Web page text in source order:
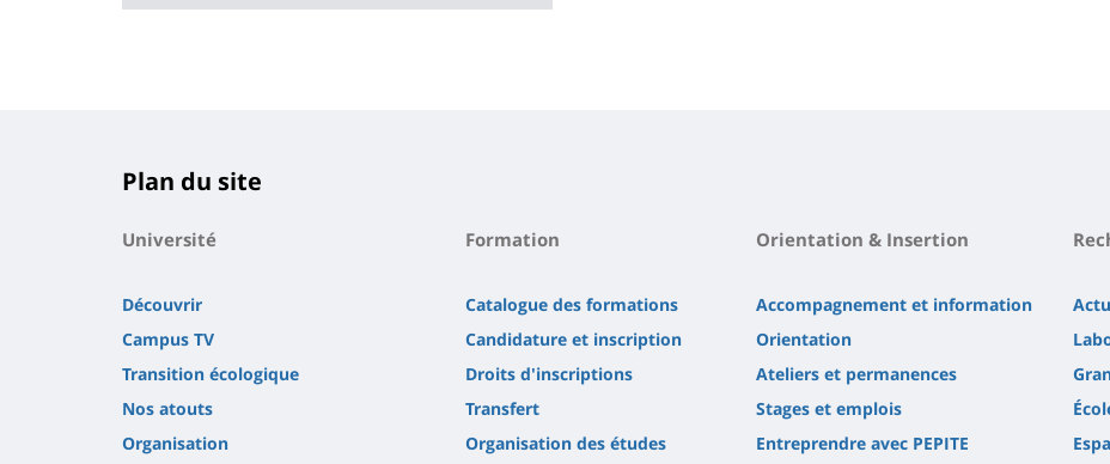
Plan du site
Université
Découvrir
Campus TV
Transition écologique
Nos atouts
Organisation
Formation
Catalogue des formations
Candidature et inscription
Droits d'inscriptions
Transfert
Organisation des études
Orientation & Insertion
Accompagnement et information
Orientation
Ateliers et permanences
Stages et emplois
Entreprendre avec PEPITE